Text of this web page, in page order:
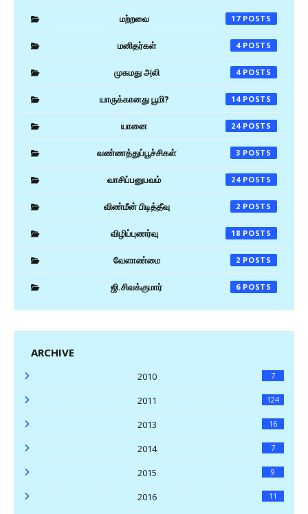
மற்றவை 17
மனிதர்கள் 4
முகமது அலி 4
யாருக்கானது பூமி? 14
யானை 24
வண்ணத்துப்பூச்சிகள் 3
வாசிப்பனுபவம் 24
விண்மீன் பிடித்தீவு 2
விழிப்புணர்வு 18
வேளாண்மை 2
ஜி.சிவக்குமார் 6
ARCHIVE
2010 7
2011 124
2013 16
2014 7
2015 9
2016 11